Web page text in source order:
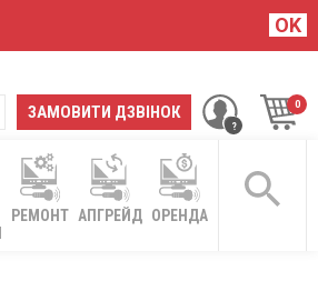
OK
ЗАМОВИТИ ДЗВІНОК
РЕМОНТ АПГРЕЙД ОРЕНДА